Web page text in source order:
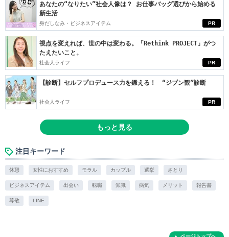
PR
あなたの“なりたい”社会人像は？ お仕事バッグ選びから始める
新生活
身だしなみ・ビジネスアイテム
PR
視点を変えれば、世の中は変わる。「Rethink PROJECT」がつ
たえたいこと。
社会人ライフ
PR
【診断】セルフプロデュース力を鍛える！ “ジブン観”診断
社会人ライフ
もっと見る
注目キーワード
休憩 女性におすすめ モラル カップル 選挙 さとり
ビジネスアイテム 出会い 転職 知識 病気 メリット 報告書
尊敬 LINE